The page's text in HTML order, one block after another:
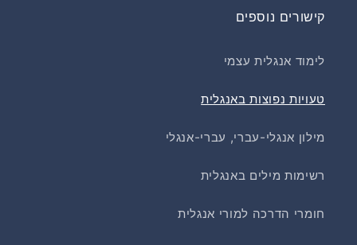
קישורים נוספים
לימוד אנגלית עצמי
טעויות נפוצות באנגלית
מילון אנגלי-עברי, עברי-אנגלי
רשימות מילים באנגלית
חומרי הדרכה למורי אנגלית